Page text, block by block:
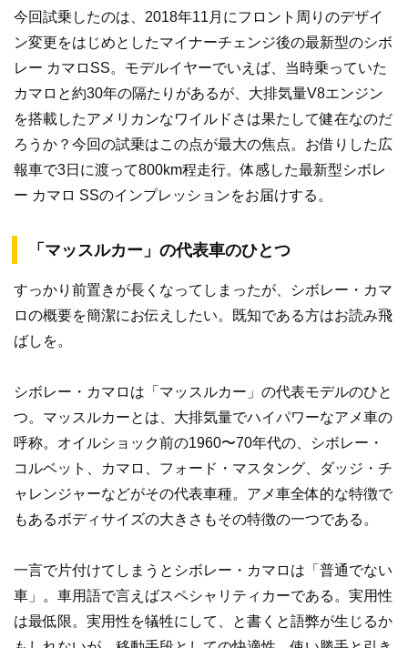
今回試乗したのは、2018年11月にフロント周りのデザイ
ン変更をはじめとしたマイナーチェンジ後の最新型のシボ
レー カマロSS。モデルイヤーでいえば、当時乗っていた
カマロと約30年の隔たりがあるが、大排気量V8エンジン
を搭載したアメリカンなワイルドさは果たして健在なのだ
ろうか？今回の試乗はこの点が最大の焦点。お借りした広
報車で3日に渡って800km程走行。体感した最新型シボレ
ー カマロ SSのインプレッションをお届けする。
「マッスルカー」の代表車のひとつ
すっかり前置きが長くなってしまったが、シボレー・カマ
ロの概要を簡潔にお伝えしたい。既知である方はお読み飛
ばしを。
シボレー・カマロは「マッスルカー」の代表モデルのひと
つ。マッスルカーとは、大排気量でハイパワーなアメ車の
呼称。オイルショック前の1960〜70年代の、シボレー・
コルベット、カマロ、フォード・マスタング、ダッジ・チ
ャレンジャーなどがその代表車種。アメ車全体的な特徴で
もあるボディサイズの大きさもその特徴の一つである。
一言で片付けてしまうとシボレー・カマロは「普通でない
車」。車用語で言えばスペシャリティカーである。実用性
は最低限。実用性を犠牲にして、と書くと語弊が生じるか